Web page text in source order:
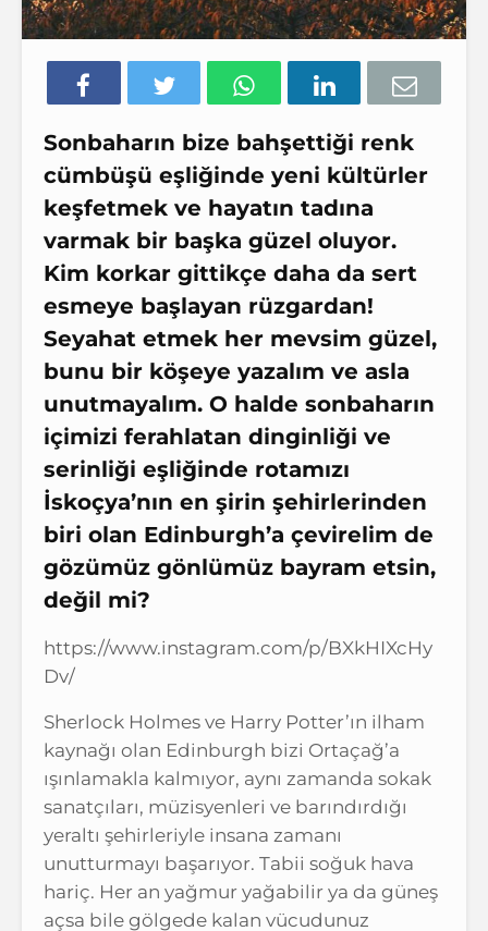
Sonbaharın bize bahşettiği renk
cümbüşü eşliğinde yeni kültürler
keşfetmek ve hayatın tadına
varmak bir başka güzel oluyor.
Kim korkar gittikçe daha da sert
esmeye başlayan rüzgardan!
Seyahat etmek her mevsim güzel,
bunu bir köşeye yazalım ve asla
unutmayalım. O halde sonbaharın
içimizi ferahlatan dinginliği ve
serinliği eşliğinde rotamızı
İskoçya’nın en şirin şehirlerinden
biri olan Edinburgh’a çevirelim de
gözümüz gönlümüz bayram etsin,
değil mi?
https://www.instagram.com/p/BXkHIXcHy
Dv/
Sherlock Holmes ve Harry Potter’ın ilham
kaynağı olan Edinburgh bizi Ortaçağ’a
ışınlamakla kalmıyor, aynı zamanda sokak
sanatçıları, müzisyenleri ve barındırdığı
yeraltı şehirleriyle insana zamanı
unutturmayı başarıyor. Tabii soğuk hava
hariç. Her an yağmur yağabilir ya da güneş
açsa bile gölgede kalan vücudunuz